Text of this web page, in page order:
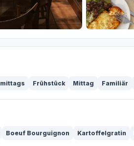
Frühstück Mittag Familiär
Boeuf Bourguignon Kartoffelgratin